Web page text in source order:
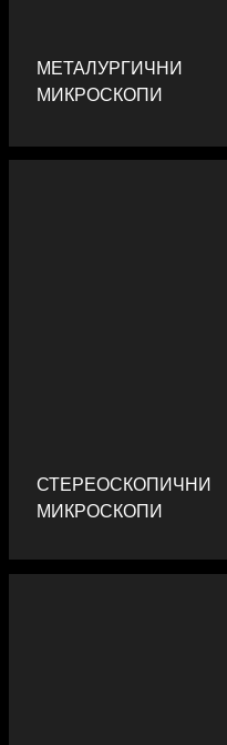
СТЕРЕОСКОПИЧНИ
МИКРОСКОПИ
МЕТАЛУРГИЧНИ
МИКРОСКОПИ